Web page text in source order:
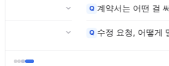
계약서는 어떤 걸 써야 안전한가요?
수정 요청, 어떻게 말해야 반영되나요?